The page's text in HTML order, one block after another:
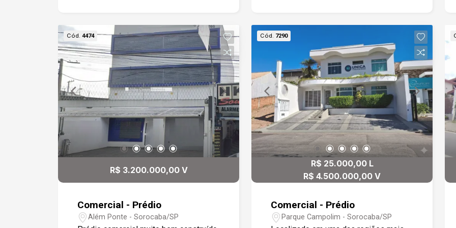
Cód. 4474
R$ 3.200.000,00 V
Comercial - Prédio
Além Ponte - Sorocaba/SP
Cód. 7290
R$ 25.000,00 L
R$ 4.500.000,00 V
Comercial - Prédio
Parque Campolim - Sorocaba/SP